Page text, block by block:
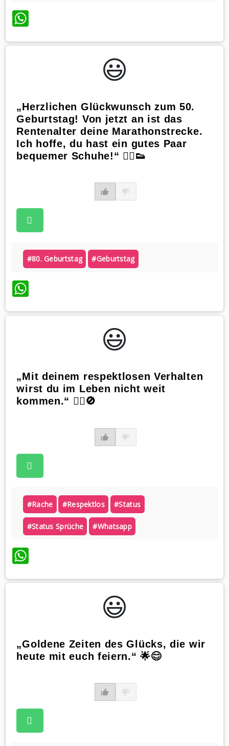
WhatsApp
😃️
„Herzlichen Glückwunsch zum 50.
Geburtstag! Von jetzt an ist das
Rentenalter deine Marathonstrecke.
Ich hoffe, du hast ein gutes Paar
bequemer Schuhe!“ 🏃‍♀️👟
#80. Geburtstag #geburtstag
WhatsApp
😃️
„Mit deinem respektlosen Verhalten
wirst du im Leben nicht weit
kommen.“ 🏃‍♀️🚫
#rache #respektlos #status
#status Sprüche #whatsapp
WhatsApp
😃️
„Goldene Zeiten des Glücks, die wir
heute mit euch feiern.“ 🌟😊